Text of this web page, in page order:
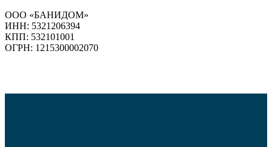
ООО «БАНИДОМ»
ИНН: 5321206394
КПП: 532101001
ОГРН: 1215300002070